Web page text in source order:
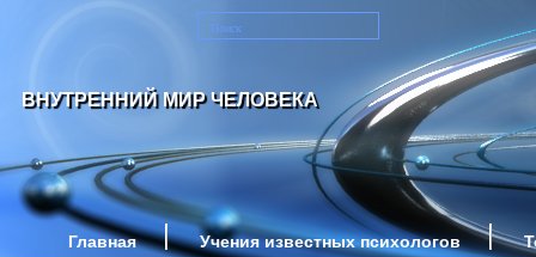
ВНУТРЕННИЙ МИР ЧЕЛОВЕКА
Главная Учения известных психологов